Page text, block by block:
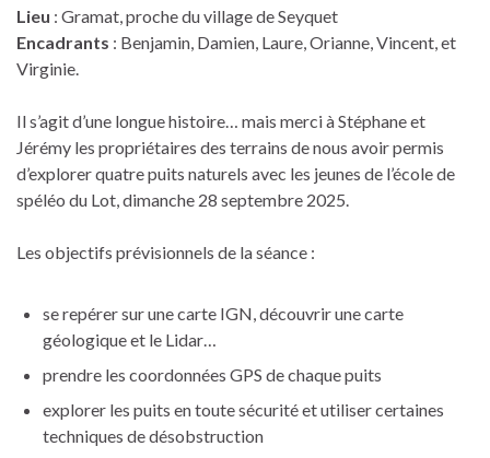
Lieu : Gramat, proche du village de Seyquet
Encadrants : Benjamin, Damien, Laure, Orianne, Vincent, et
Virginie.
Il s’agit d’une longue histoire… mais merci à Stéphane et
Jérémy les propriétaires des terrains de nous avoir permis
d’explorer quatre puits naturels avec les jeunes de l’école de
spéléo du Lot, dimanche 28 septembre 2025.
Les objectifs prévisionnels de la séance :
se repérer sur une carte IGN, découvrir une carte
géologique et le Lidar…
prendre les coordonnées GPS de chaque puits
explorer les puits en toute sécurité et utiliser certaines
techniques de désobstruction